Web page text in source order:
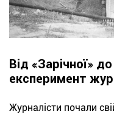
Від «Зарічної»
експеримент
Журналісти почали